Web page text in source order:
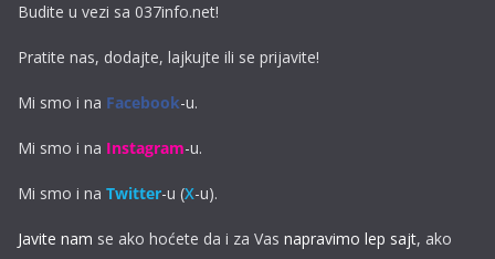
Budite u vezi sa 037info.net!
Pratite nas, dodajte, lajkujte ili se prijavite!
Mi smo i na Facebook-u.
Mi smo i na Instagram-u.
Mi smo i na Twitter-u (X-u).
Javite nam se ako hoćete da i za Vas napravimo lep sajt, ako